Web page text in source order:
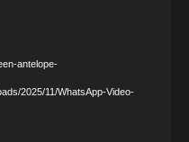
antelope-
2025/11/WhatsApp-Video-